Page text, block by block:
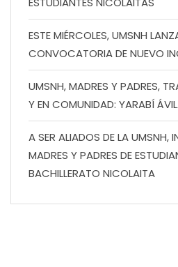
ESTE MIÉRCOLES, UMSNH
CONVOCATORIA DE NUEVO
UMSNH, MADRES Y PADRES,
Y EN COMUNIDAD: YARABÍ
A SER ALIADOS DE LA UMSNH,
MADRES Y PADRES DE
BACHILLERATO NICOLAITA